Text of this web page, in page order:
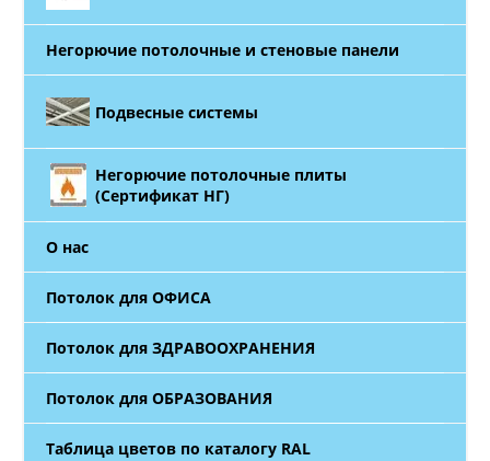
Негорючие потолочные и стеновые панели
Подвесные системы
Негорючие потолочные плиты
(Сертификат НГ)
О нас
Потолок для ОФИСА
Потолок для ЗДРАВООХРАНЕНИЯ
Потолок для ОБРАЗОВАНИЯ
Таблица цветов по каталогу RAL